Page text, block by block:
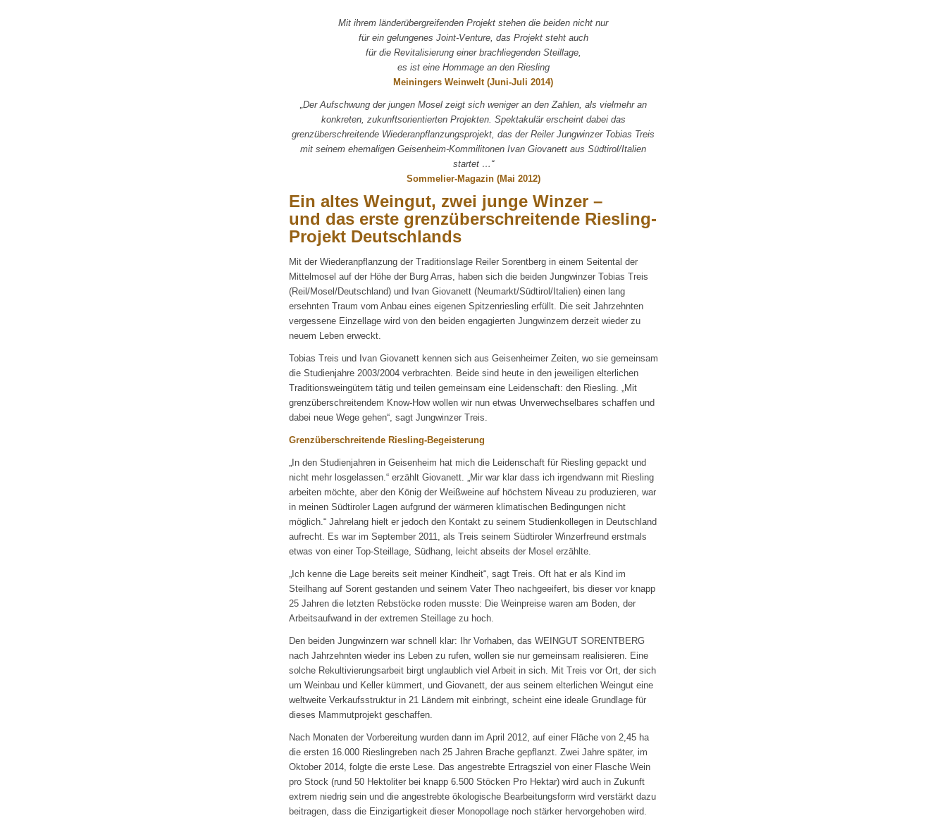
Mit ihrem länderübergreifenden Projekt stehen die beiden nicht nur
für ein gelungenes Joint-Venture, das Projekt steht auch
für die Revitalisierung einer brachliegenden Steillage,
es ist eine Hommage an den Riesling
Meiningers Weinwelt (Juni-Juli 2014)
„Der Aufschwung der jungen Mosel zeigt sich weniger an den Zahlen, als vielmehr an
konkreten, zukunftsorientierten Projekten. Spektakulär erscheint dabei das
grenzüberschreitende Wiederanpflanzungsprojekt, das der Reiler Jungwinzer Tobias Treis
mit seinem ehemaligen Geisenheim-Kommilitonen Ivan Giovanett aus Südtirol/Italien
startet …“
Sommelier-Magazin (Mai 2012)
Ein altes Weingut, zwei junge Winzer –
und das erste grenzüberschreitende Riesling-
Projekt Deutschlands
Mit der Wiederanpflanzung der Traditionslage Reiler Sorentberg in einem Seitental der
Mittelmosel auf der Höhe der Burg Arras, haben sich die beiden Jungwinzer Tobias Treis
(Reil/Mosel/Deutschland) und Ivan Giovanett (Neumarkt/Südtirol/Italien) einen lang
ersehnten Traum vom Anbau eines eigenen Spitzenriesling erfüllt. Die seit Jahrzehnten
vergessene Einzellage wird von den beiden engagierten Jungwinzern derzeit wieder zu
neuem Leben erweckt.
Tobias Treis und Ivan Giovanett kennen sich aus Geisenheimer Zeiten, wo sie gemeinsam
die Studienjahre 2003/2004 verbrachten. Beide sind heute in den jeweiligen elterlichen
Traditionsweingütern tätig und teilen gemeinsam eine Leidenschaft: den Riesling. „Mit
grenzüberschreitendem Know-How wollen wir nun etwas Unverwechselbares schaffen und
dabei neue Wege gehen“, sagt Jungwinzer Treis.
Grenzüberschreitende Riesling-Begeisterung
„In den Studienjahren in Geisenheim hat mich die Leidenschaft für Riesling gepackt und
nicht mehr losgelassen.“ erzählt Giovanett. „Mir war klar dass ich irgendwann mit Riesling
arbeiten möchte, aber den König der Weißweine auf höchstem Niveau zu produzieren, war
in meinen Südtiroler Lagen aufgrund der wärmeren klimatischen Bedingungen nicht
möglich.“ Jahrelang hielt er jedoch den Kontakt zu seinem Studienkollegen in Deutschland
aufrecht. Es war im September 2011, als Treis seinem Südtiroler Winzerfreund erstmals
etwas von einer Top-Steillage, Südhang, leicht abseits der Mosel erzählte.
„Ich kenne die Lage bereits seit meiner Kindheit“, sagt Treis. Oft hat er als Kind im
Steilhang auf Sorent gestanden und seinem Vater Theo nachgeeifert, bis dieser vor knapp
25 Jahren die letzten Rebstöcke roden musste: Die Weinpreise waren am Boden, der
Arbeitsaufwand in der extremen Steillage zu hoch.
Den beiden Jungwinzern war schnell klar: Ihr Vorhaben, das WEINGUT SORENTBERG
nach Jahrzehnten wieder ins Leben zu rufen, wollen sie nur gemeinsam realisieren. Eine
solche Rekultivierungsarbeit birgt unglaublich viel Arbeit in sich. Mit Treis vor Ort, der sich
um Weinbau und Keller kümmert, und Giovanett, der aus seinem elterlichen Weingut eine
weltweite Verkaufsstruktur in 21 Ländern mit einbringt, scheint eine ideale Grundlage für
dieses Mammutprojekt geschaffen.
Nach Monaten der Vorbereitung wurden dann im April 2012, auf einer Fläche von 2,45 ha
die ersten 16.000 Rieslingreben nach 25 Jahren Brache gepflanzt. Zwei Jahre später, im
Oktober 2014, folgte die erste Lese. Das angestrebte Ertragsziel von einer Flasche Wein
pro Stock (rund 50 Hektoliter bei knapp 6.500 Stöcken Pro Hektar) wird auch in Zukunft
extrem niedrig sein und die angestrebte ökologische Bearbeitungsform wird verstärkt dazu
beitragen, dass die Einzigartigkeit dieser Monopollage noch stärker hervorgehoben wird.